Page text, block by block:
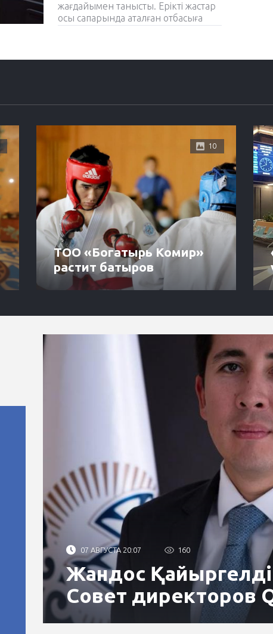
жағдайымен танысты. Ерікті жастар
осы сапарында аталған отбасыға
10
ТОО «Богатырь Комир»
растит батыров
07 АВГУСТА 20:07 160
Жандос Қайыргелді
Совет директоров